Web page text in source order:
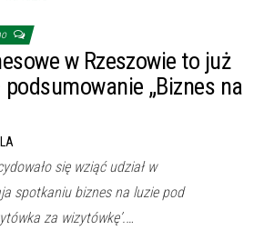
w Rzeszowie to już
„Biznes na
się wziąć udział w
spotkaniu biznes na luzie pod
za wizytówkę’.…